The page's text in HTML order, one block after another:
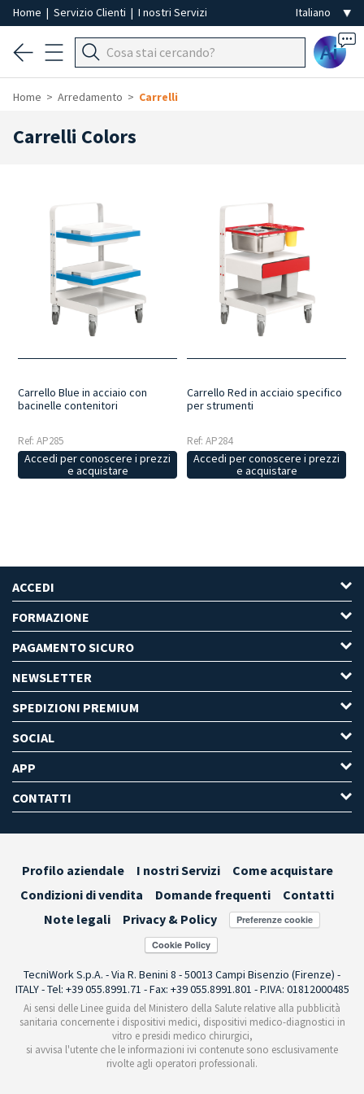
Home | Servizio Clienti | I nostri Servizi
Ai
Home Arredamento Carrelli
Carrelli Colors
Carrello Blue in acciaio con
bacinelle contenitori
Ref: AP285
Accedi per conoscere i prezzi
e acquistare
Carrello Red in acciaio specifico
per strumenti
Ref: AP284
Accedi per conoscere i prezzi
e acquistare
ACCEDI
FORMAZIONE
PAGAMENTO SICURO
NEWSLETTER
SPEDIZIONI PREMIUM
SOCIAL
APP
CONTATTI
Profilo aziendale I nostri Servizi
Come acquistare
Condizioni di vendita
Domande frequenti
Contatti
Note legali
Privacy & Policy Preferenze cookie
TecniWork S.p.A. - Via R. Benini 8 - 50013 Campi Bisenzio (Firenze) -
ITALY - Tel: +39 055.8991.71 - Fax: +39 055.8991.801 - P.IVA: 01812000485
Ai sensi delle Linee guida del Ministero della Salute relative alla pubblicità
sanitaria concernente i dispositivi medici, dispositivi medico-diagnostici in
vitro e presidi medico chirurgici,
si avvisa l'utente che le informazioni ivi contenute sono esclusivamente
rivolte agli operatori professionali.